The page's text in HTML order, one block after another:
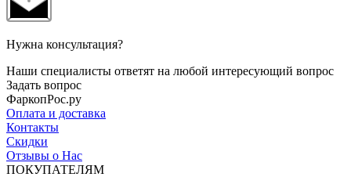
Нужна консультация?
Наши специалисты ответят на любой интересующий вопрос
Задать вопрос
ФаркопРос.ру
Оплата и доставка
Контакты
Скидки
Отзывы о Нас
ПОКУПАТЕЛЯМ